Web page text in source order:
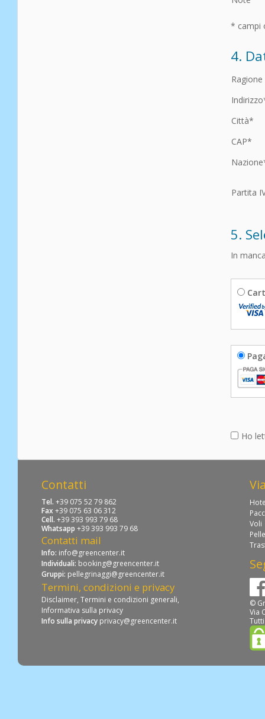
* campi
4.
Città*
CAP*
Partita
5.
In
Ho
Contatti
Tel. +39 075 52 79 862
Fax +39 075 63 06 312
Cell. +39 393 993 79 68
Whatsapp +39 393 993 79 68
Contatti mail
Info: info@greencenter.it
Individuali: booking@greencenter.it
Gruppi: pellegrinaggi@greencenter.it
Termini, condizioni e privacy
Disclaimer, Termini e condizioni generali,
Informativa sulla privacy
Info sulla privacy privacy@greencenter.it
Voli
©
Via